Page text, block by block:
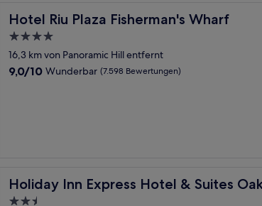
Hotel Riu Plaza Fisherman's Wharf
Hotel Riu Plaza Fisherman's Wharf
4.0-
Sterne-
Unterkunft
16,3 km von Panoramic Hill entfernt
9.0
9,0/10 Wunderbar (7.598 Bewertungen)
Holiday Inn Express Hotel & Suites
Holiday Inn Express Hotel & Suites Oakland-
2.5-